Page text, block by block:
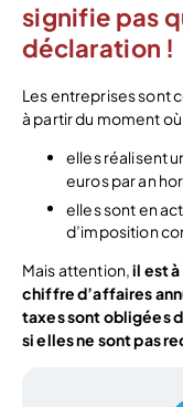
signifie pas
déclaration !
Les entreprises sont
à partir du moment où
elles réalisent
euros par an
elles sont en
d’imposition
Mais attention,il est
chiffre d’affaires
taxes sont obligées
si elles ne sont pas